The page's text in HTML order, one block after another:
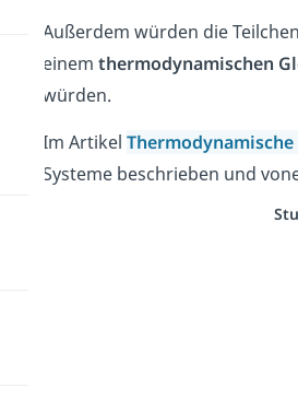
Außerdem würden die
einemthermodynamischen
würden.
Im Artikel
Systeme beschrieben und